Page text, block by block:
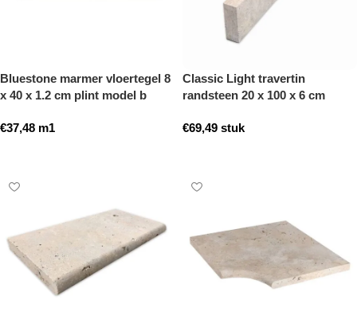
Bluestone marmer vloertegel 8
x 40 x 1.2 cm plint model b
€37,48 m1
Classic Light travertin
randsteen 20 x 100 x 6 cm
getrommeld
€69,49 stuk